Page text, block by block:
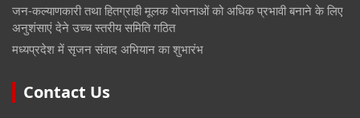
जन-कल्याणकारी तथा हितग्राही मूलक योजनाओं को अधिक प्रभावी बनाने के लिए
अनुशंसाएं देने उच्च स्तरीय समिति गठित
मध्यप्रदेश में सृजन संवाद अभियान का शुभारंभ
Contact Us